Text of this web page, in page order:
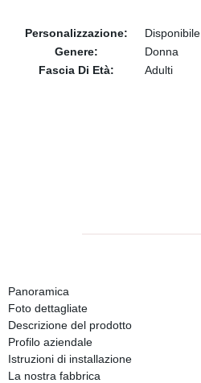
Personalizzazione:
Disponibile
Genere:
Donna
Fascia Di Età:
Adulti
Panoramica
Foto dettagliate
Descrizione del prodotto
Profilo aziendale
Istruzioni di installazione
La nostra fabbrica